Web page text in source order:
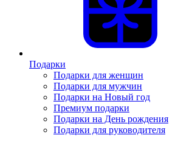
Подарки
Подарки для женщин
Подарки для мужчин
Подарки на Новый год
Премиум подарки
Подарки на День рождения
Подарки для руководителя